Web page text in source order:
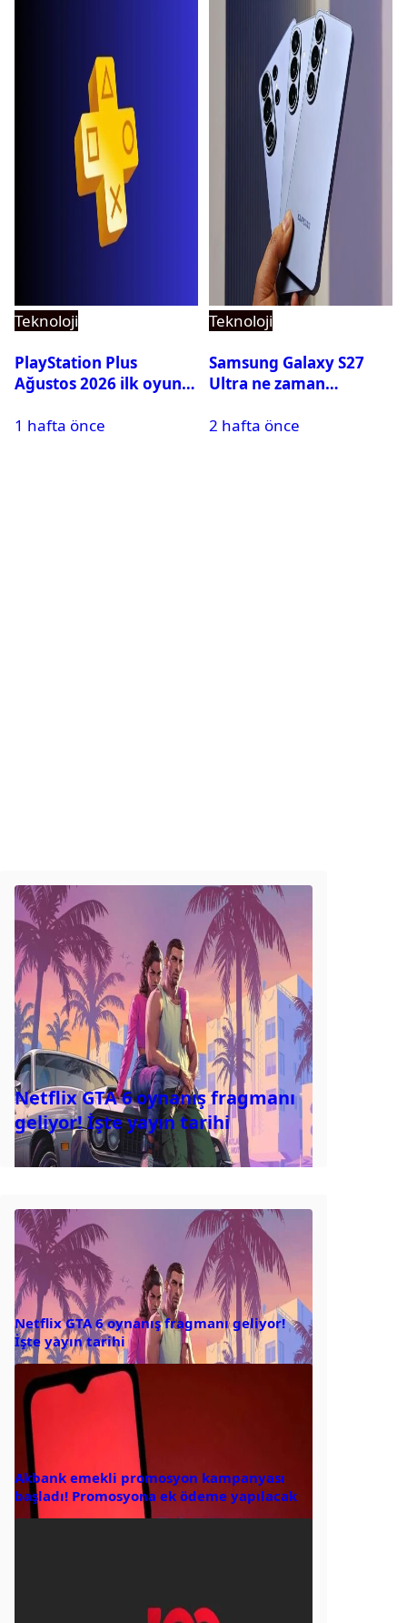
Teknoloji
PlayStation Plus
Ağustos 2026 ilk oyunu
1 hafta önce
Teknoloji
Samsung Galaxy S27
Ultra ne zaman
çıkış tarihi belli oldu
2 hafta önce
Netflix GTA 6 oynanış fragmanı
geliyor! İşte yayın tarihi
Netflix GTA 6 oynanış fragmanı geliyor!
İşte yayın tarihi
Akbank emekli promosyon kampanyası
başladı! Promosyona ek ödeme yapılacak